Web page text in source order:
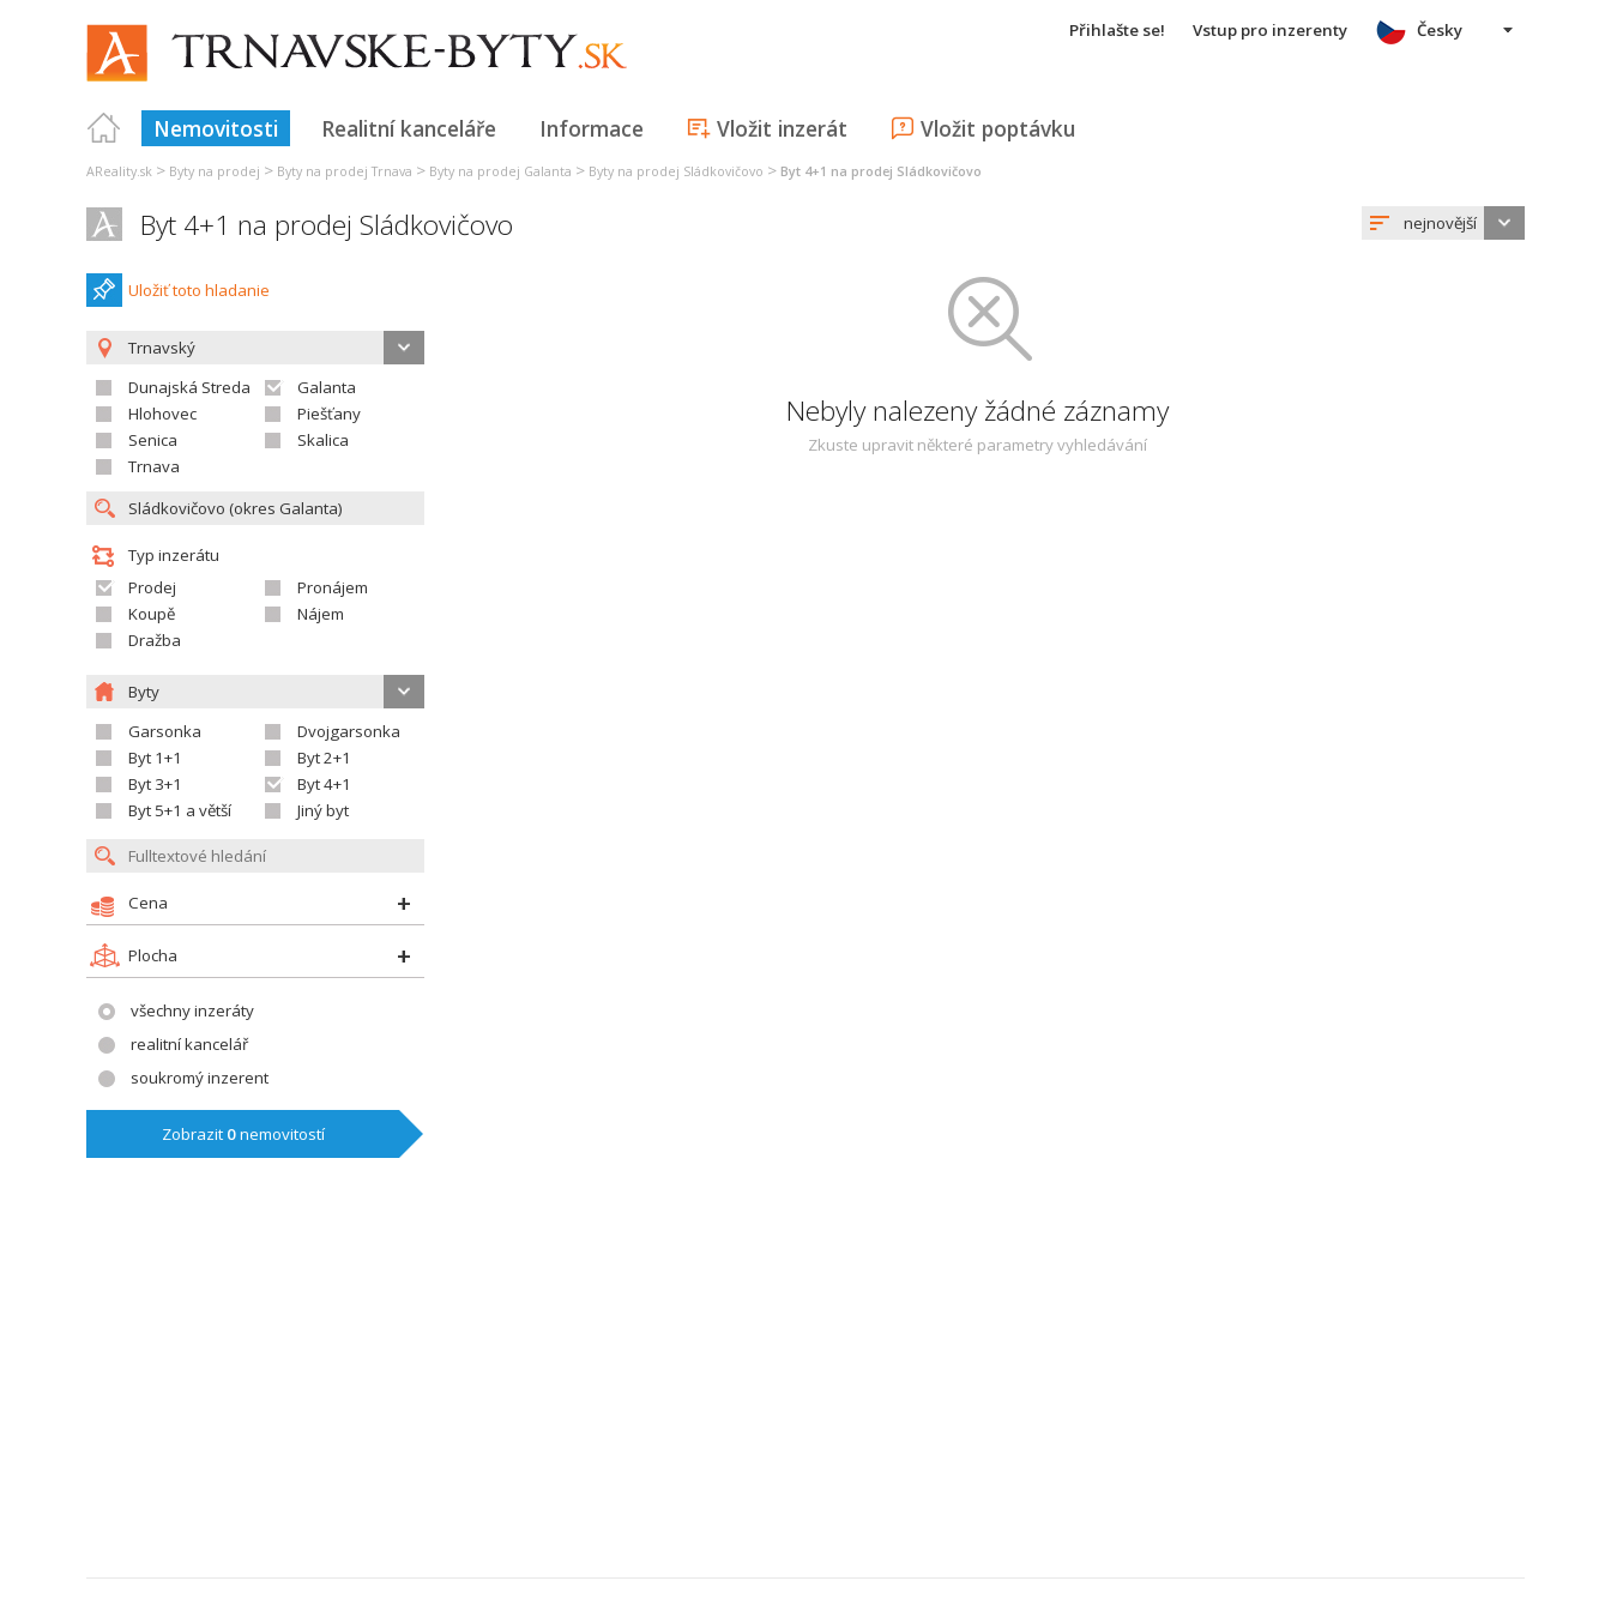
Přihlašte se! Vstup pro inzerenty
Nemovitosti Realitní kanceláře Informace Vložit inzerát Vložit poptávku
Česky
AReality.sk > Byty na prodej > Byty na prodej Trnava > Byty na prodej Galanta > Byty na prodej Sládkovičovo > Byt 4+1 na prodej Sládkovičovo
Byt 4+1 na prodej Sládkovičovo nejnovější
Uložiť toto hladanie
Trnavský
Dunajská Streda
Galanta
Hlohovec
Piešťany
Senica
Skalica
Trnava
Typ inzerátu
Prodej
Pronájem
Koupě
Nájem
Dražba
Byty
Garsonka
Dvojgarsonka
Byt 1+1
Byt 2+1
Byt 3+1
Byt 4+1
Byt 5+1 a větší
Jiný byt
Cena
Plocha
všechny inzeráty
realitní kancelář
soukromý inzerent
Zobrazit 0nemovitostí
Nebyly nalezeny žádné záznamy
Zkuste upravit některé parametry vyhledávání